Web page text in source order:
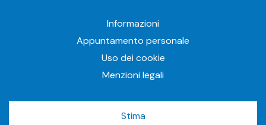
Informazioni
Appuntamento personale
Uso dei cookie
Menzioni legali
Stima